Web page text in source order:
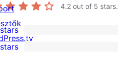
4.2 out of 5 stars.